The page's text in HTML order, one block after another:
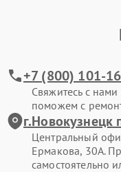
+7 (800) 101-
Свяжитесь с
поможем с
г.Новокузнецк
Центральный
Ермакова, 30А.
самостоятельно